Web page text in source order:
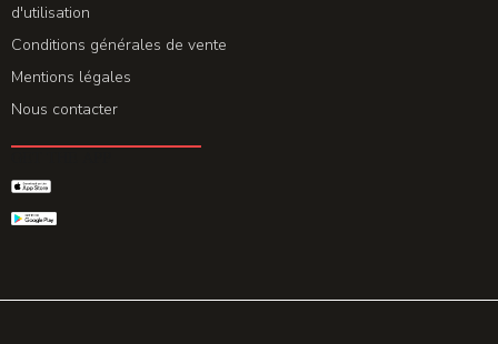
d'utilisation
Conditions générales de vente
Mentions légales
Nous contacter